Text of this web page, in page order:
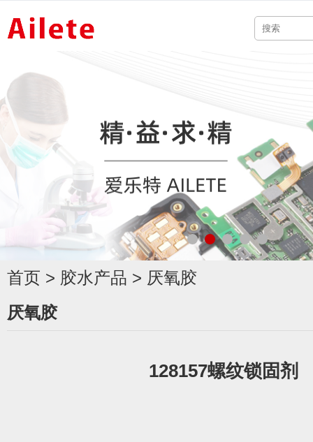
首页 > 胶水产品 > 厌氧胶
厌氧胶
128157螺纹锁固剂